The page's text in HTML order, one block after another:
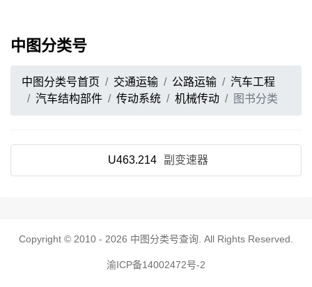
中图分类号
中图分类号首页 交通运输 公路运输
汽车工程
汽车结构部件
传动系统 机械传动 图书分类
U463.214 副变速器
Copyright © 2010 - 2026 中图分类号查询 . All Rights Reserved.
渝ICP备14002472号-2